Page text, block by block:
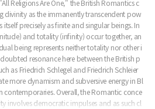
Religions Are One," the British Romantics c
divinity as the immanently transcendent pow
precisely as finite and singular beings. In
and totality (infinity) occur together, an
being represents neither totality nor other i
resonance here between the British p
as Friedrich Schlegel and Friedrich Schleier
more dynamism and subversive energy in Bl
contemporaries. Overall, the Romantic conce
democratic impulses and as such cl